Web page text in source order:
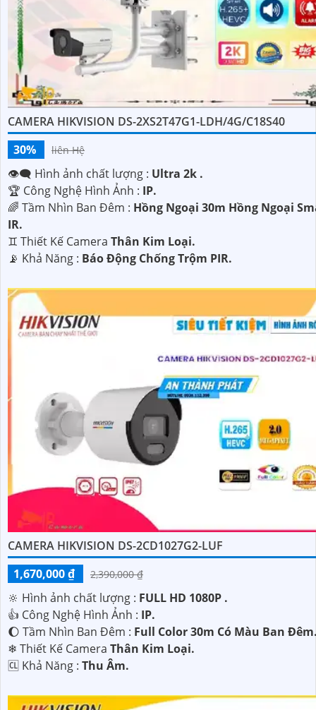
CAMERA HIKVISION DS-2XS2T47G1-LDH/4G/C18S40
30%
liên Hệ
👁️‍🗨 Hình ảnh chất lượng : Ultra 2k .
🏆 Công Nghệ Hình Ảnh : IP.
🌈 Tầm Nhìn Ban Đêm : Hồng Ngoại 30m Hồng Ngoại
IR.
♊ Thiết Kế Camera Thân Kim Loại.
️📡 Khả Năng : Báo Động Chống Trộm PIR.
CAMERA HIKVISION DS-2CD1027G2-LUF
1,670,000 ₫
2,390,000 ₫
🔆 Hình ảnh chất lượng : FULL HD 1080P .
👍 Công Nghệ Hình Ảnh : IP.
🌔 Tầm Nhìn Ban Đêm : Full Color 30m Có Màu Ban
❄ Thiết Kế Camera Thân Kim Loại.
️🆑 Khả Năng : Thu Âm.